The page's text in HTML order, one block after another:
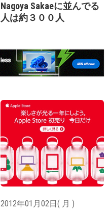
Nagoya Sakaeに並んでる
人は約３００人
2012年01月02日( 月 )